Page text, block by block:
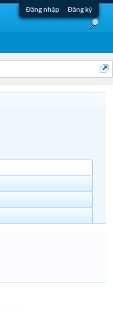
Đăng nhập Đăng ký